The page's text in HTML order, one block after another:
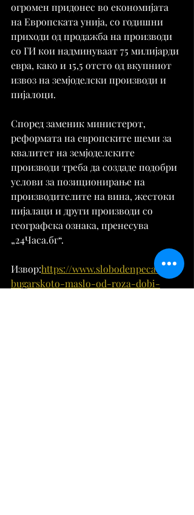
огромен придонес во економијата
на Европската унија, со годишни
приходи од продажба на производи
со ГИ кои надминуваат 75 милијарди
евра, како и 15,5 отсто од вкупниот
извоз на земјоделски производи и
пијалоци.
Според заменик министерот,
реформата на европските шеми за
квалитет на земјоделските
производи треба да создаде подобри
услови за позиционирање на
производителите на вина, жестоки
пијалаци и други производи со
географска ознака, пренесува
„24Часа.бг“.
Извор:https://www.slobodenpecat.mk/
bugarskoto-maslo-od-roza-dobi-